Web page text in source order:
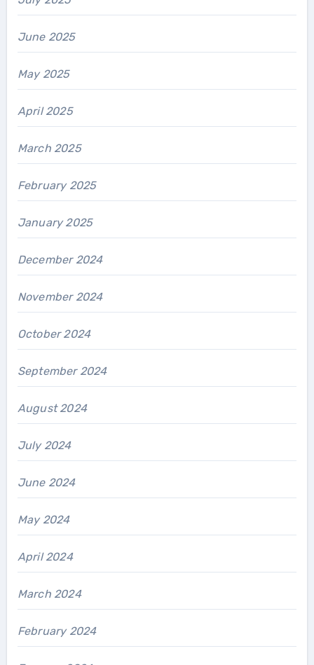
June 2025
May 2025
April 2025
March 2025
February 2025
January 2025
December 2024
November 2024
October 2024
September 2024
August 2024
July 2024
June 2024
May 2024
April 2024
March 2024
February 2024